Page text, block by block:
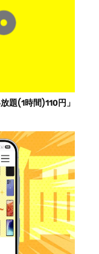
題(1時間)110円」